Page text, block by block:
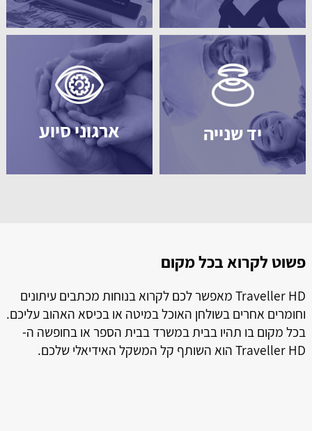
יד שנייה ארגוני סיוע
פשוט לקרוא בכל מקום
Traveller HD מאפשר לכם לקרוא בנוחות מכתבים עיתונים
וחומרים אחרים בשולחן האוכל במיטה או בכיסא האהוב עליכם.
בכל מקום בו תהיו בבית במשרד בבית הספר או בחופשה ה-
Traveller HD הוא השותף קל המשקל האידיאלי שלכם.